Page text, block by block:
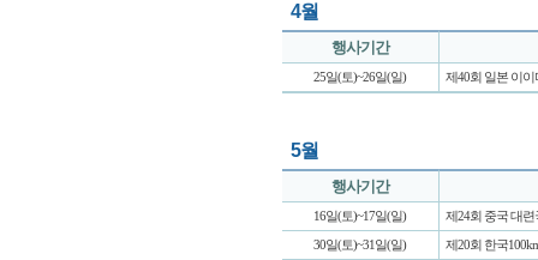
4월
행사기간
25일(토)~26일(일) 제40회 일본 이
5월
행사기간
16일(토)~17일(일)
제24회 중국 대
30일(토)~31일(일)
제20회 한국